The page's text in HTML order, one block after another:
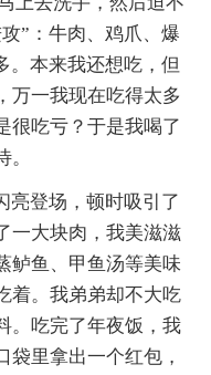
”：牛肉、鸡爪、爆
。本来我还想吃，但
万一我现在吃得太多
很吃亏？于是我喝了
亮登场，顿时吸引了
一大块肉，我美滋滋
鲈鱼、甲鱼汤等美味
着。我弟弟却不大吃
。吃完了年夜饭，我
袋里拿出一个红包，